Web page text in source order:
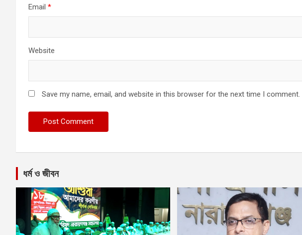
Email *
Website
Save my name, email, and website in this browser for the next time I comment.
ধর্ম ও জীবন